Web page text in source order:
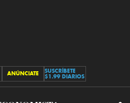
ANÚNCIATE
SUSCRÍBETE
$1.99 DIARIOS